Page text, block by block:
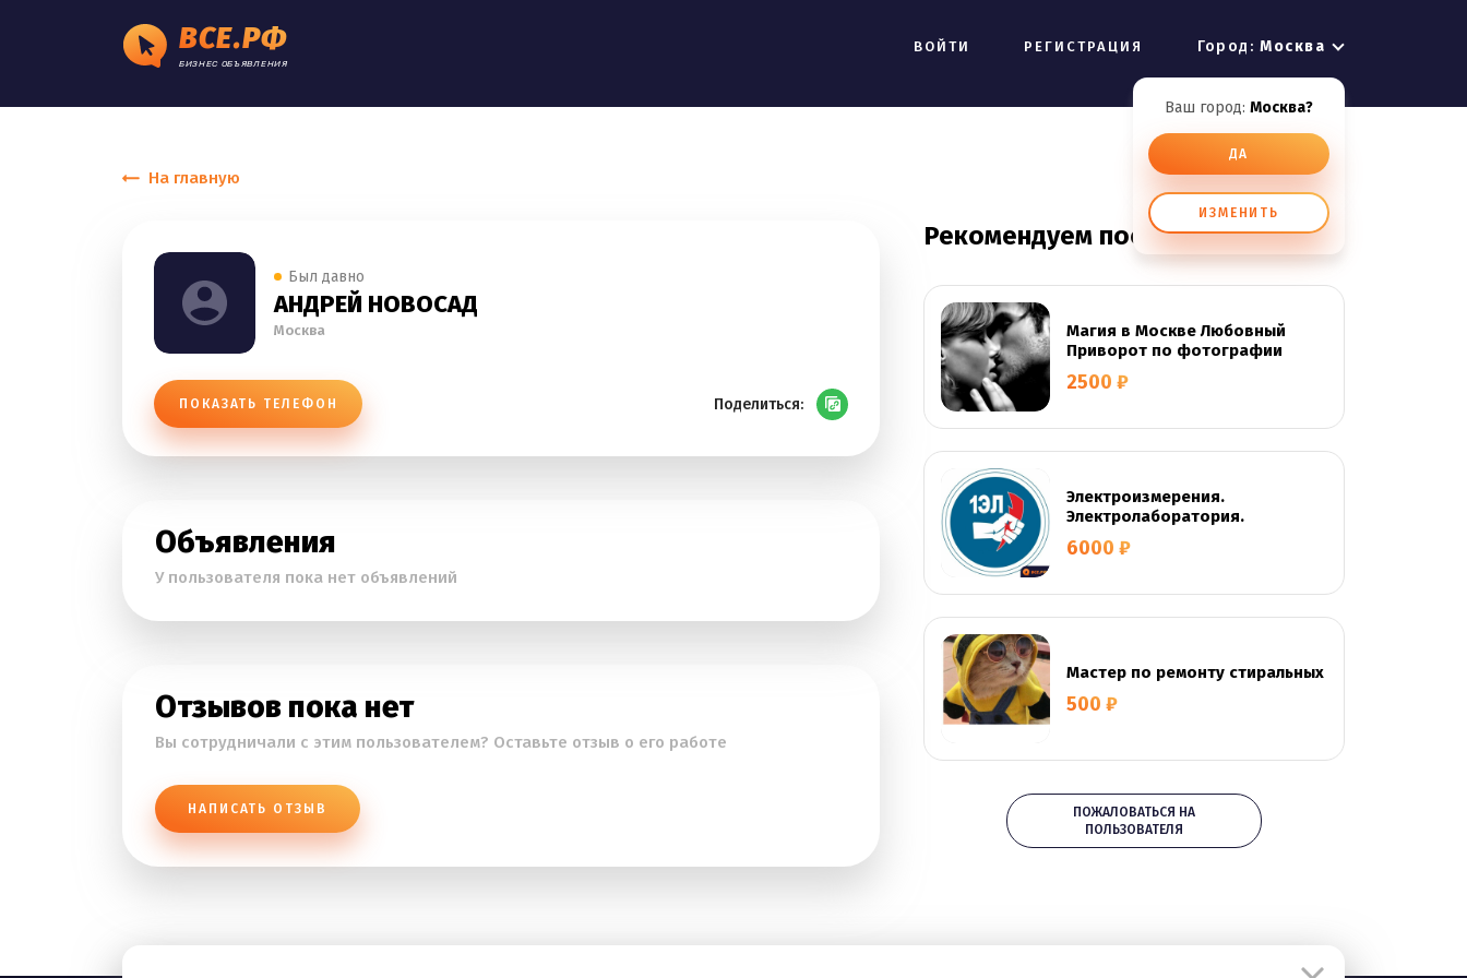
ВСЕ.РФ
БИЗНЕС ОБЪЯВЛЕНИЯ
ВОЙТИ РЕГИСТРАЦИЯ Город:Москва
Ваш город: Москва?
ДА
ИЗМЕНИТЬ
На главную
Был давно
АНДРЕЙ НОВОСАД
Москва
ПОКАЗАТЬ ТЕЛЕФОН Поделиться:
Объявления
У пользователя пока нет объявлений
Отзывов пока нет
Вы сотрудничали с этим пользователем? Оставьте отзыв о его работе
НАПИСАТЬ ОТЗЫВ
Рекомендуем посмотреть
Магия в Москве Любовный
Приворот по фотографии
2500 ₽
Электроизмерения.
Электролаборатория.
6000 ₽
Мастер по ремонту стиральных
500 ₽
ПОЖАЛОВАТЬСЯ НА
ПОЛЬЗОВАТЕЛЯ